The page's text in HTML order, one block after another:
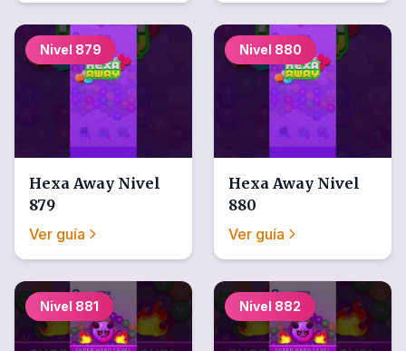
Nivel 879
Hexa Away Nivel
879
Ver guía
Nivel 880
Hexa Away Nivel
880
Ver guía
Nivel 881 Nivel 882